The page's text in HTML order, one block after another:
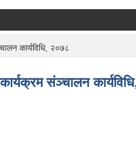
कार्यविधि, २०७८
संञ्चालन